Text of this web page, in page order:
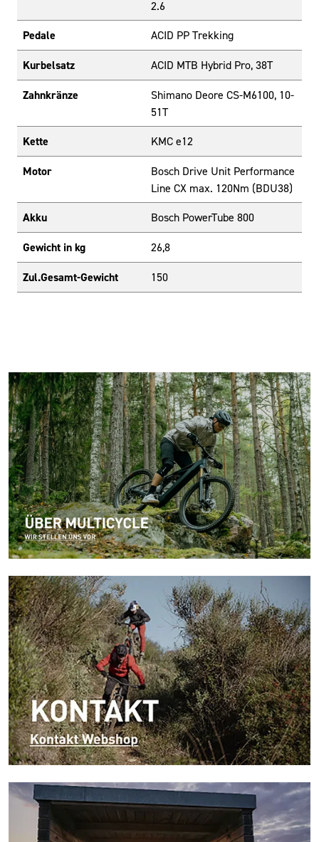
2.6
Pedale ACID PP Trekking
Kurbelsatz ACID MTB Hybrid Pro, 38T
Zahnkränze
Shimano Deore CS-M6100, 10-
51T
Kette KMC e12
Motor
Bosch Drive Unit Performance
Line CX max. 120Nm (BDU38)
Akku Bosch PowerTube 800
Gewicht in kg 26,8
Zul.Gesamt-Gewicht 150